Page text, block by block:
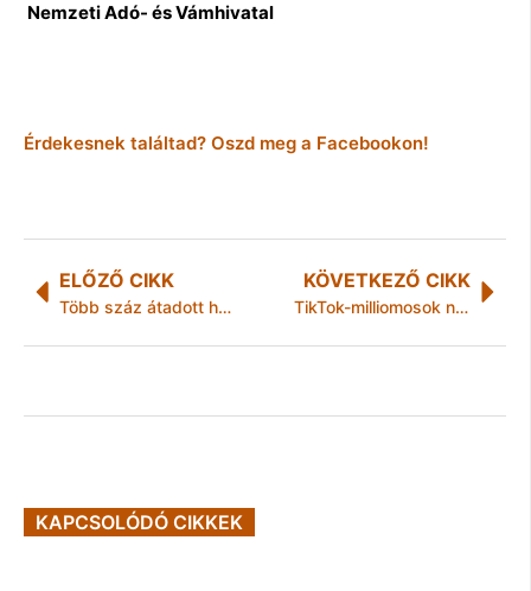
Nemzeti Adó- és Vámhivatal
Érdekesnek találtad? Oszd meg a Facebookon!
ELŐZŐ CIKK
Több száz átadott honlap után is fizetésre várnak a Demján-program szállítói
KÖVETKEZŐ CIKK
TikTok-milliomosok nyomában a NAV
KAPCSOLÓDÓ CIKKEK